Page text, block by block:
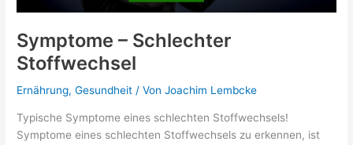
Symptome – Schlechter
Stoffwechsel
Ernährung,Gesundheit / VonJoachim Lembcke
Typische Symptome eines schlechten Stoffwechsels!
Symptome eines schlechten Stoffwechsels zu erkennen, ist